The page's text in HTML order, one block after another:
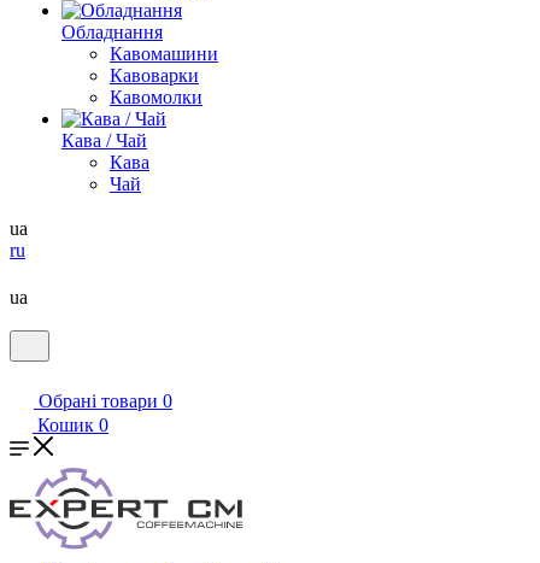
Обладнання
Кавомашини
Кавоварки
Кавомолки
Кава / Чай
Кава
Чай
ua
ru
ua
Обрані товари 0
Кошик 0